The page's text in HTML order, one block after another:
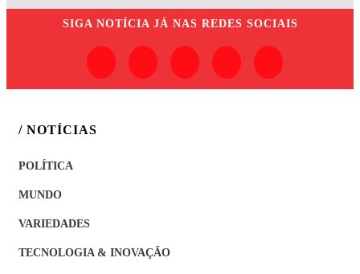
SIGA NOTÍCIA JÁ NAS REDES SOCIAIS
/ NOTÍCIAS
POLÍTICA
MUNDO
VARIEDADES
TECNOLOGIA & INOVAÇÃO